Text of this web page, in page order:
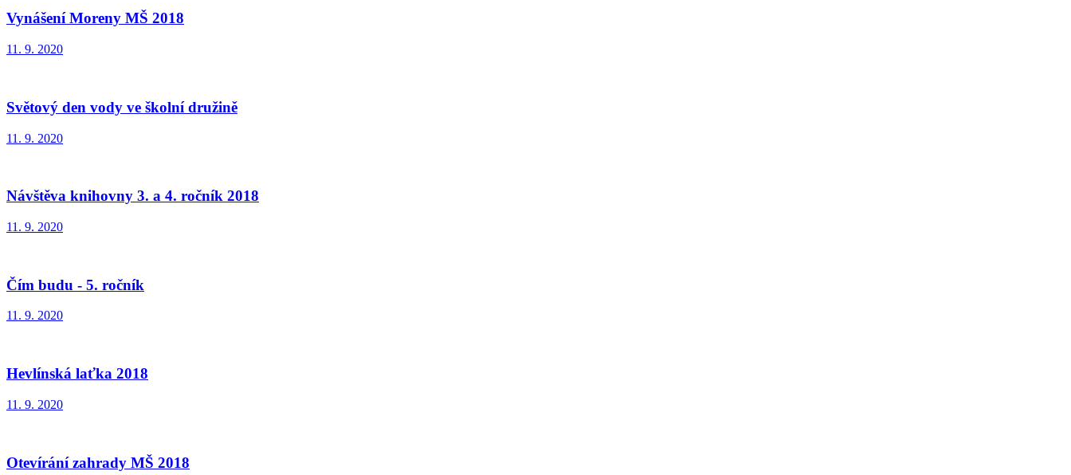
Vynášení Moreny MŠ 2018
11. 9. 2020
Světový den vody ve školní družině
11. 9. 2020
Návštěva knihovny 3. a 4. ročník 2018
11. 9. 2020
Čím budu - 5. ročník
11. 9. 2020
Hevlínská laťka 2018
11. 9. 2020
Otevírání zahrady MŠ 2018